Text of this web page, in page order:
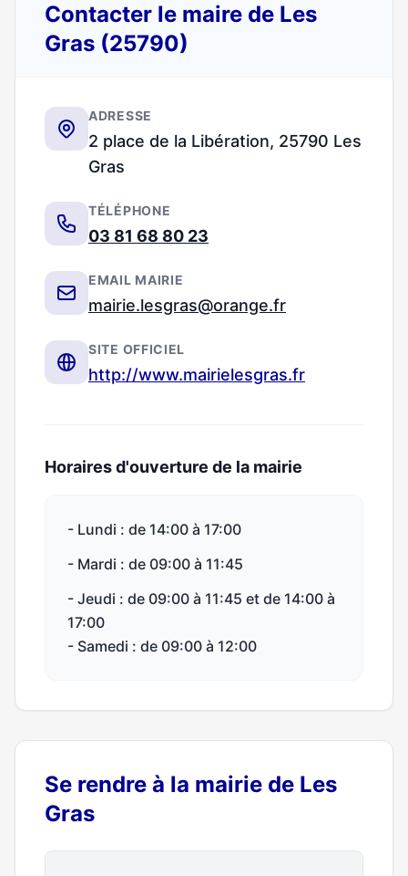
Contacter le maire de Les
Gras (25790)
ADRESSE
2 place de la Libération, 25790 Les
Gras
TÉLÉPHONE
03 81 68 80 23
EMAIL MAIRIE
mairie.lesgras@orange.fr
SITE OFFICIEL
http://www.mairielesgras.fr
Horaires d'ouverture de la mairie
- Lundi : de 14:00 à 17:00
- Mardi : de 09:00 à 11:45
- Jeudi : de 09:00 à 11:45 et de 14:00 à
17:00
- Samedi : de 09:00 à 12:00
Se rendre à la mairie de Les
Gras